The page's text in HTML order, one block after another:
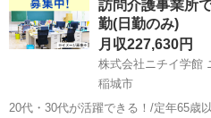
訪問介護事業所
勤(日勤のみ)
月収227,630円
株式会社ニチイ学館
稲城市
20代・30代が活躍できる！/定年65歳以上 【施設名】 株式会社